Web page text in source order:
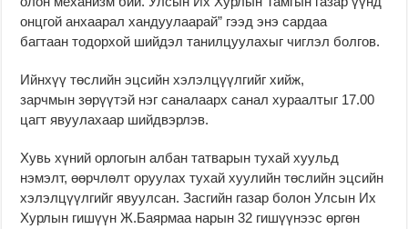
онцгой анхаарал хандуулаарай” гээд энэ сардаа
багтаан тодорхой шийдэл танилцуулахыг чиглэл болгов.
Ийнхүү төслийн эцсийн хэлэлцүүлгийг хийж,
зарчмын зөрүүтэй нэг саналаарх санал хураалтыг 17.00
цагт явуулахаар шийдвэрлэв.
Хувь хүний орлогын албан татварын тухай хуульд
нэмэлт, өөрчлөлт оруулах тухай хуулийн төслийн эцсийн
хэлэлцүүлгийг явуулсан. Засгийн газар болон Улсын Их
Хурлын гишүүн Ж.Баярмаа нарын 32 гишүүнээс өргөн